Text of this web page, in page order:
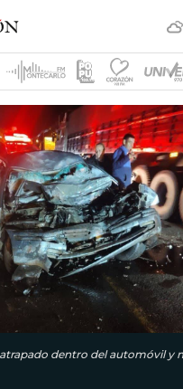
dentro del automóvil y